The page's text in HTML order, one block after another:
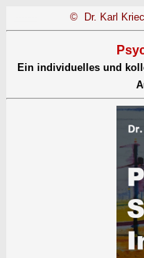
© Dr. Karl
Ein individuelles und